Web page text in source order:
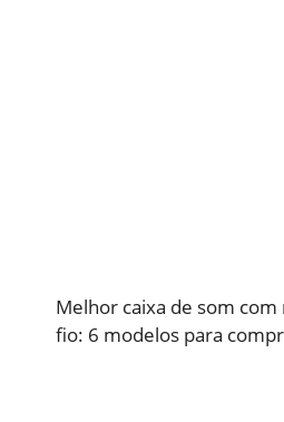
Melhor caixa de som
fio: 6 modelos para